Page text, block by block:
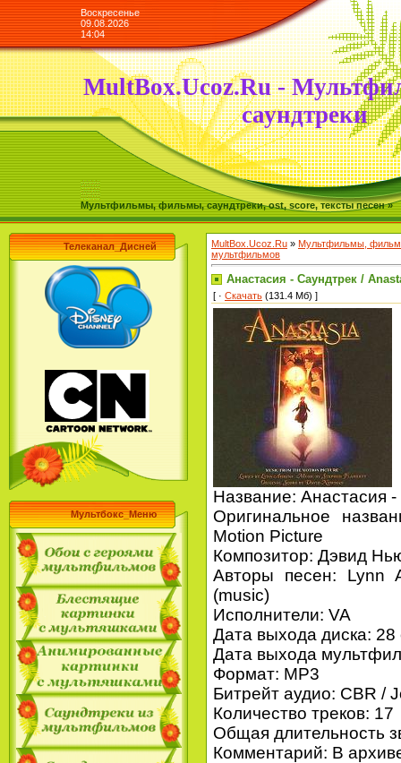
Воскресенье
09.08.2026
14:04
MultBox.Ucoz.Ru -
саундтреки
Мультфильмы, фильмы, саундтреки, ost, score, тексты песен »
Телеканал_Дисней
Мультбокс_Меню
MultBox.Ucoz.Ru » Мультфильмы,
мультфильмов
Анастасия - Саундтрек /
[ · Скачать (131.4 Мб) ]
Название: Анастасия
Оригинальное
Motion Picture
Композитор: Дэвид
Авторы песен: Lynn
(music)
Иcполнители: VA
Дата выхода диска: 28
Дата выхода
Формат: MP3
Битрейт аудио: CBR /
Количество треков: 17
Общая длительность
Комментарий: В